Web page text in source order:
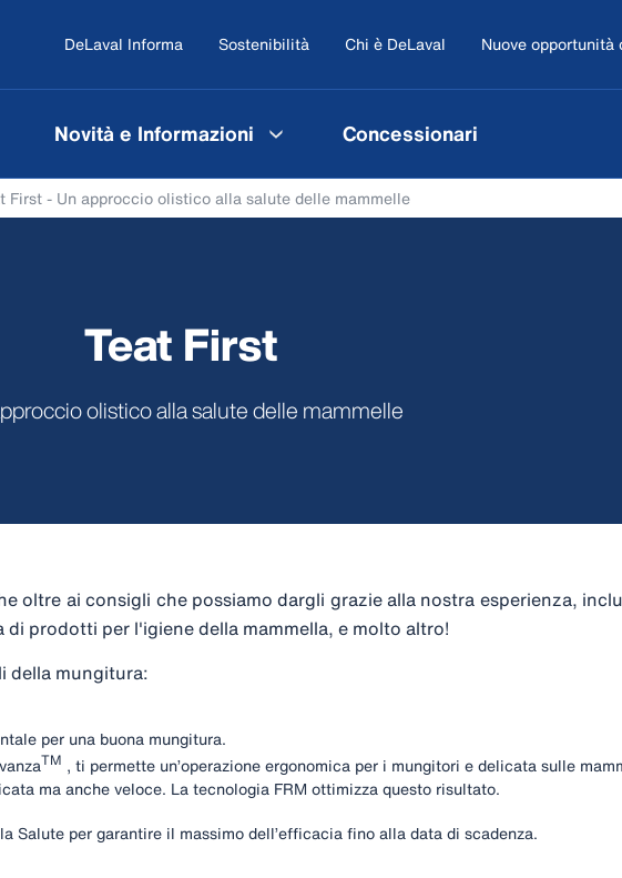
DeLaval Informa Sostenibilità Chi è DeLaval Nuove opportunità
Novità e Informazioni Concessionari
First - Un approccio olistico alla salute delle mammelle
Teat First
olistico alla salute delle mammelle
oltre ai consigli che possiamo dargli grazie alla nostra esperienza,
di prodotti per l'igiene della mammella, e molto altro!
della mungitura:
per una buona mungitura.
TM , ti permette un’operazione ergonomica per i mungitori e delicata sulle
ma anche veloce. La tecnologia FRM ottimizza questo risultato.
Salute per garantire il massimo dell’efficacia fino alla data di scadenza.